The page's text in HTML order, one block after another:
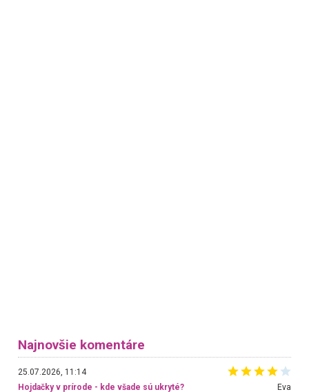
Najnovšie komentáre
25.07.2026, 11:14
Hojdačky v prírode - kde všade sú ukryté?
Eva